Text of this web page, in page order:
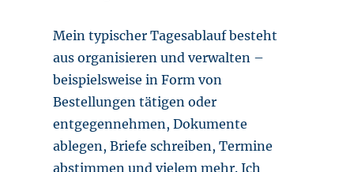
Mein typischer Tagesablauf besteht
aus organisieren und verwalten –
beispielsweise in Form von
Bestellungen tätigen oder
entgegennehmen, Dokumente
ablegen, Briefe schreiben, Termine
abstimmen und vielem mehr. Ich